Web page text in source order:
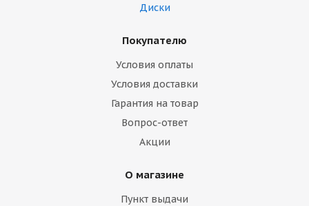
Диски
Покупателю
Условия оплаты
Условия доставки
Гарантия на товар
Вопрос-ответ
Акции
О магазине
Пункт выдачи